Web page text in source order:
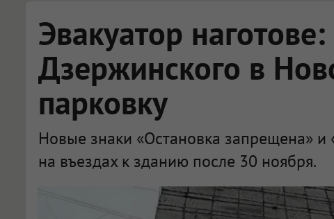
Эвакуатор
Дзержинского в
парковку
Новые знаки «Остановка запрещена» и
на въездах к зданию после 30 ноября.